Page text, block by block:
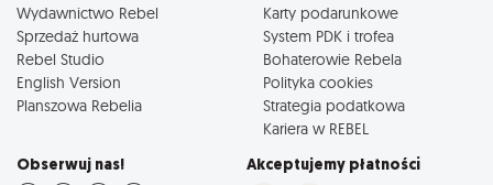
Wydawnictwo Rebel
Sprzedaż hurtowa
Rebel Studio
English Version
Planszowa Rebelia
Karty podarunkowe
System PDK i trofea
Bohaterowie Rebela
Polityka cookies
Strategia podatkowa
Kariera w REBEL
Obserwuj nas! Akceptujemy płatności